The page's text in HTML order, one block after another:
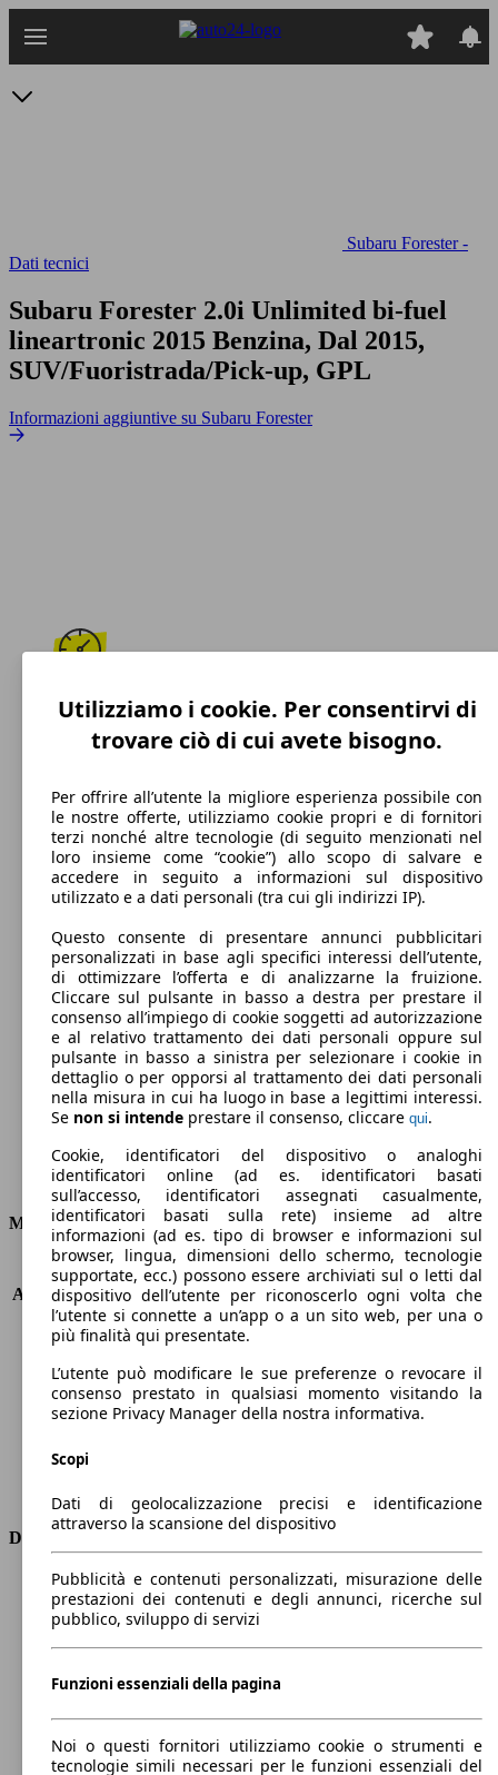
Subaru Forester -
Dati tecnici
Subaru Forester 2.0i Unlimited bi-fuel
lineartronic 2015 Benzina, Dal 2015,
SUV/Fuoristrada/Pick-up, GPL
Informazioni aggiuntive su Subaru Forester
192 km/h
Velocità massima
GPL
Carburante
150 g/km
Emissioni di CO2 (combinato)*
Consumi
Motore e Prestazioni
KW (PS)
110 kW (150 PS)
Accelerazione (0-100 km/h)
11.8s
Velocità massima (km/h)
192 km/h
Numero di marce
-
Coppia
198 nm
Cilindrata
1995 ccm
Carburante
GPL
Trasmissione
Dimensioni
Lunghezza
4600 mm
Altezza
1740 mm
Larghezza
Peso massimo
-
Sedili
5
Utilizziamo i cookie. Per consentirvi di
trovare ciò di cui avete bisogno.
Per offrire all’utente la migliore esperienza possibile con
le nostre offerte, utilizziamo cookie propri e di fornitori
terzi nonché altre tecnologie (di seguito menzionati nel
loro insieme come “cookie”) allo scopo di salvare e
accedere in seguito a informazioni sul dispositivo
utilizzato e a dati personali (tra cui gli indirizzi IP).
Questo consente di presentare annunci pubblicitari
personalizzati in base agli specifici interessi dell’utente,
di ottimizzare l’offerta e di analizzarne la fruizione.
Cliccare sul pulsante in basso a destra per prestare il
consenso all’impiego di cookie soggetti ad autorizzazione
e al relativo trattamento dei dati personali oppure sul
pulsante in basso a sinistra per selezionare i cookie in
dettaglio o per opporsi al trattamento dei dati personali
nella misura in cui ha luogo in base a legittimi interessi.
Se non si intende prestare il consenso, cliccare qui.
Cookie, identificatori del dispositivo o analoghi
identificatori online (ad es. identificatori basati
sull’accesso, identificatori assegnati casualmente,
identificatori basati sulla rete) insieme ad altre
informazioni (ad es. tipo di browser e informazioni sul
browser, lingua, dimensioni dello schermo, tecnologie
supportate, ecc.) possono essere archiviati sul o letti dal
dispositivo dell’utente per riconoscerlo ogni volta che
l’utente si connette a un’app o a un sito web, per una o
più finalità qui presentate.
L’utente può modificare le sue preferenze o revocare il
consenso prestato in qualsiasi momento visitando la
sezione Privacy Manager della nostra informativa.
Scopi
Dati di geolocalizzazione precisi e identificazione
attraverso la scansione del dispositivo
Pubblicità e contenuti personalizzati, misurazione delle
prestazioni dei contenuti e degli annunci, ricerche sul
pubblico, sviluppo di servizi
Funzioni essenziali della pagina
Noi o questi fornitori utilizziamo cookie o strumenti e
tecnologie simili necessari per le funzioni essenziali del